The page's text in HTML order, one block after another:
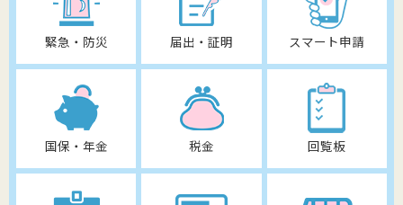
緊急・防災 届出・証明 スマート申請
国保・年金 税金 回覧板